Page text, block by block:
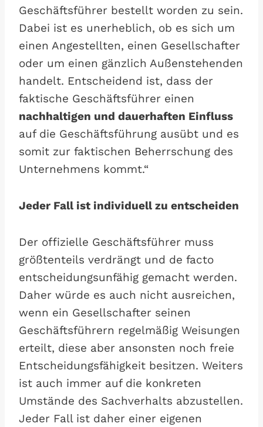
Geschäftsführer bestellt worden zu sein.
Dabei ist es unerheblich, ob es sich um
einen Angestellten, einen Gesellschafter
oder um einen gänzlich Außenstehenden
handelt. Entscheidend ist, dass der
faktische Geschäftsführer einen
nachhaltigen und dauerhaften Einfluss
auf die Geschäftsführung ausübt und es
somit zur faktischen Beherrschung des
Unternehmens kommt.“
Jeder Fall ist individuell zu entscheiden
Der offizielle Geschäftsführer muss
größtenteils verdrängt und de facto
entscheidungsunfähig gemacht werden.
Daher würde es auch nicht ausreichen,
wenn ein Gesellschafter seinen
Geschäftsführern regelmäßig Weisungen
erteilt, diese aber ansonsten noch freie
Entscheidungsfähigkeit besitzen. Weiters
ist auch immer auf die konkreten
Umstände des Sachverhalts abzustellen.
Jeder Fall ist daher einer eigenen